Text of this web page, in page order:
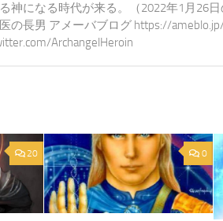
神になる時代が来る。（2022年1月26
の長男 アメーバブログ https://
ArchangelHeroin
20 0